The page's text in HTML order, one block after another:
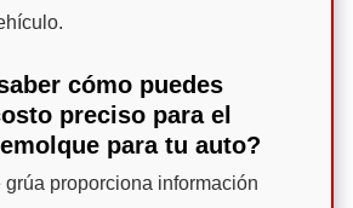
cómo puedes
preciso para el
para tu auto?
proporciona información